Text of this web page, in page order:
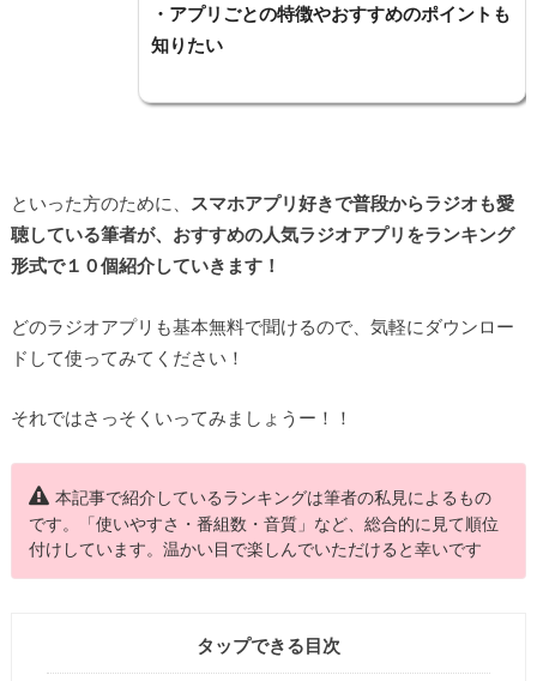
・アプリごとの特徴やおすすめのポイントも
知りたい
といった方のために、
スマホアプリ好きで普段からラジオも愛
聴している筆者が、おすすめの人気ラジオアプリをランキング
形式で１０個紹介していきます！
どのラジオアプリも基本無料で聞けるので、気軽にダウンロー
ドして使ってみてください！
それではさっそくいってみましょうー！！
本記事で紹介しているランキングは筆者の私見によるもの
です。「使いやすさ・番組数・音質」など、総合的に見て順位
付けしています。温かい目で楽しんでいただけると幸いです
タップできる目次